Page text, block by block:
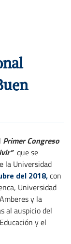
Primer Congreso
que se
la Universidad
del 2018,con
Universidad
y la
al auspicio del
y el